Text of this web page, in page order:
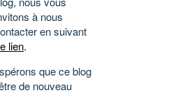
à nous
en suivant
lien.
que ce blog
de nouveau